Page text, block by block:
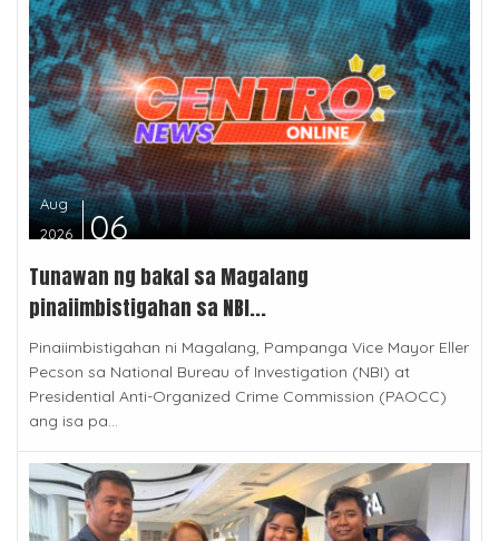
Aug
2026
06
Tunawan ng bakal sa Magalang
pinaiimbistigahan sa NBI...
Pinaiimbistigahan ni Magalang, Pampanga Vice Mayor Eller
Pecson sa National Bureau of Investigation (NBI) at
Presidential Anti-Organized Crime Commission (PAOCC)
ang isa pa...